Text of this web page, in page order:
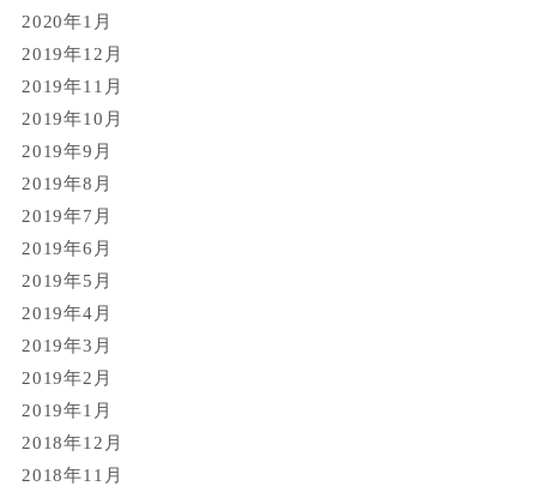
2020年1月
2019年12月
2019年11月
2019年10月
2019年9月
2019年8月
2019年7月
2019年6月
2019年5月
2019年4月
2019年3月
2019年2月
2019年1月
2018年12月
2018年11月